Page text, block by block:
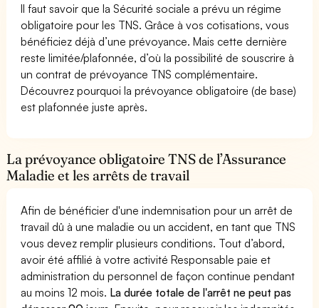
Il faut savoir que la Sécurité sociale a prévu un régime
obligatoire pour les TNS. Grâce à vos cotisations, vous
bénéficiez déjà d’une prévoyance. Mais cette dernière
reste limitée/plafonnée, d’où la possibilité de souscrire à
un contrat de prévoyance TNS complémentaire.
Découvrez pourquoi la prévoyance obligatoire (de base)
est plafonnée juste après.
La prévoyance obligatoire TNS de l’Assurance
Maladie et les arrêts de travail
Afin de bénéficier d'une indemnisation pour un arrêt de
travail dû à une maladie ou un accident, en tant que TNS
vous devez remplir plusieurs conditions. Tout d’abord,
avoir été affilié à votre activité Responsable paie et
administration du personnel de façon continue pendant
au moins 12 mois. La durée totale de l'arrêt ne peut pas